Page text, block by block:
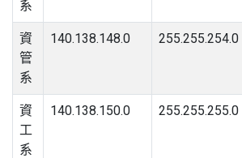
系
資
管
系
140.138.148.0 255.255.254.0
資
工
系
140.138.150.0 255.255.255.0